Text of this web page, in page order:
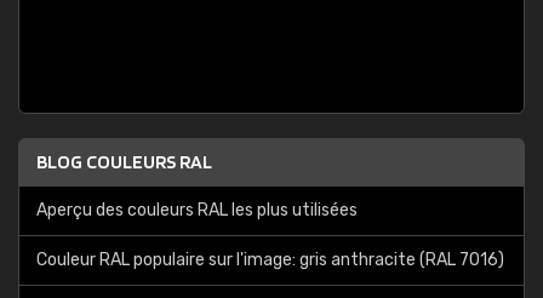
BLOG COULEURS RAL
Aperçu des couleurs RAL les plus utilisées
Couleur RAL populaire sur l'image: gris anthracite (RAL 7016)